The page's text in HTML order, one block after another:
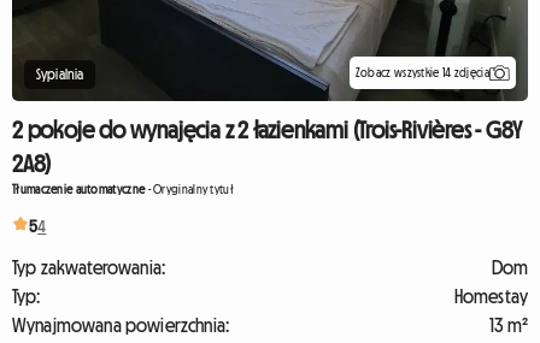
Sypialnia Zobacz wszystkie 14 zdjęcia
2 pokoje do wynajęcia z 2 łazienkami (Trois-Rivières - G8Y
2A8)
Tłumaczenie automatyczne-Oryginalny tytuł
54
Typ zakwaterowania:
Dom
Typ:
Homestay
Wynajmowana powierzchnia:
13 m²